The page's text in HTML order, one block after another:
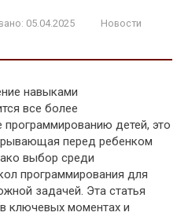
05.04.2025
Новости
навыками
все более
детей, это
перед ребенком
выбор среди
программирования для
задачей. Эта статья
ключевых моментах и